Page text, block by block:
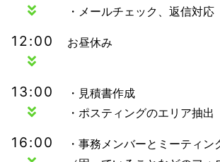
・メールチェック、返信対
12:00 お昼休み
13:00
・見積書作成
・ポスティングのエリア抽出
16:00
・事務メンバーとミーティン